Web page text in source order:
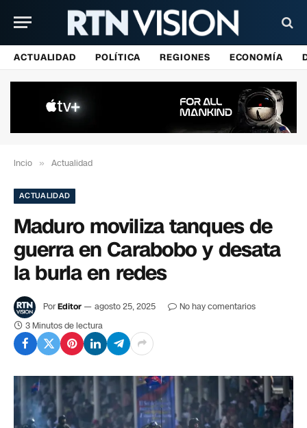
ACTUALIDAD POLÍTICA REGIONES ECONOMÍA
Incio » Actualidad
ACTUALIDAD
Maduro moviliza tanques de
guerra en Carabobo y desata
la burla en redes
PorEditor agosto 25, 2025
No hay comentarios
3 Minutos de lectura